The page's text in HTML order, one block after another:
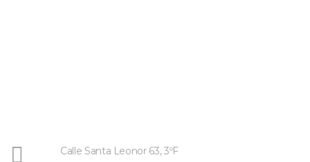
Calle Santa Leonor 63, 3ºF